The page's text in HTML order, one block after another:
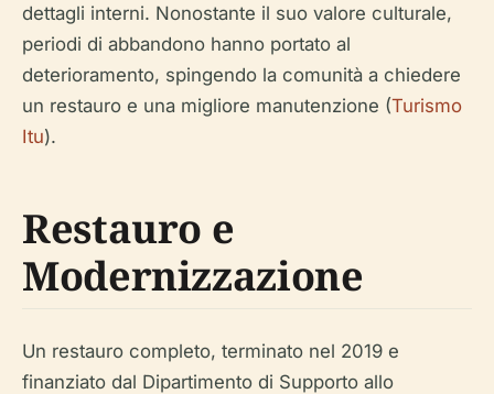
dettagli interni. Nonostante il suo valore culturale,
periodi di abbandono hanno portato al
deterioramento, spingendo la comunità a chiedere
un restauro e una migliore manutenzione (Turismo
Itu).
Restauro e
Modernizzazione
Un restauro completo, terminato nel 2019 e
finanziato dal Dipartimento di Supporto allo